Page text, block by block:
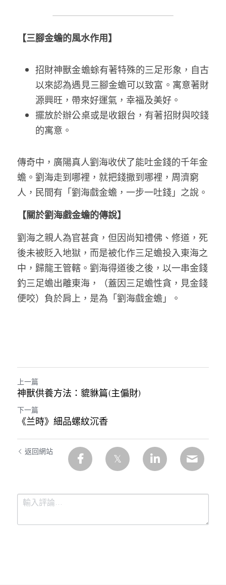
【三腳金蟾的風水作用】
招財神獸金蟾蜍有著特殊的三足形象，自古
以來認為遇見三腳金蟾可以致富。寓意著財
源興旺，帶來好運氣，幸福及美好。
擺放於辦公桌或是收銀台，有著招財與咬錢
的寓意。
傳奇中，廣陽真人劉海收伏了能吐金錢的千年金
蟾。劉海走到哪裡，就把錢撒到哪裡，周濟窮
人，民間有「劉海戲金蟾，一步一吐錢」之說。
【關於劉海戲金蟾的傳說】
劉海之親人為官甚貪，但因尚知禮佛、修道，死
後未被貶入地獄，而是被化作三足蟾投入東海之
中，歸龍王管轄。劉海得道後之後，以一串金錢
釣三足蟾出離東海，（蓋因三足蟾性貪，見金錢
便咬）負於肩上，是為「劉海戲金蟾」。
上一篇
神獸供養方法：貔貅篇(主偏財)
下一篇
《兰時》細品螺紋沉香
返回網站